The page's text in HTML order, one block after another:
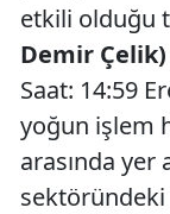
etkili olduğu
Demir Çelik)
Saat: 14:59
yoğun işlem
arasında yer